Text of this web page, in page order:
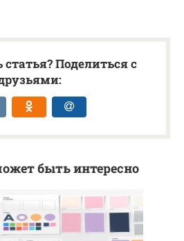
Поделиться с
быть интересно